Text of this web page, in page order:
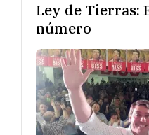
Ley de Tierras:
número